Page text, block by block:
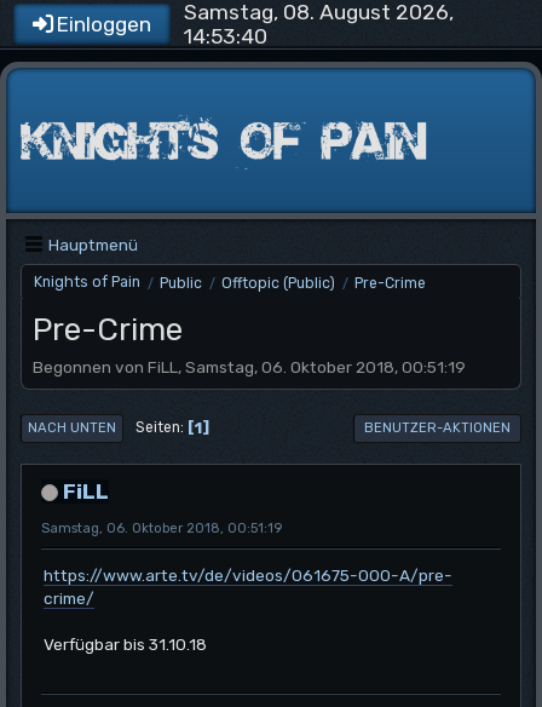
Einloggen
Samstag, 08. August 2026,
14:53:40
Hauptmenü
Knights of Pain / Public / Offtopic (Public) / Pre-Crime
Pre-Crime
Begonnen von FiLL, Samstag, 06. Oktober 2018, 00:51:19
NACH UNTEN Seiten 1 BENUTZER-AKTIONEN
FiLL
Samstag, 06. Oktober 2018, 00:51:19
https://www.arte.tv/de/videos/061675-000-A/pre-
crime/
Verfügbar bis 31.10.18